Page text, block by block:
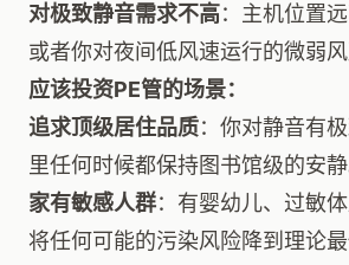
对极致静音需求不高：主机位置
或者你对夜间低风速运行的微弱风
应该投资PE管的场景：
追求顶级居住品质：你对静音有
里任何时候都保持图书馆级的安静
家有敏感人群：有婴幼儿、过敏
将任何可能的污染风险降到理论最